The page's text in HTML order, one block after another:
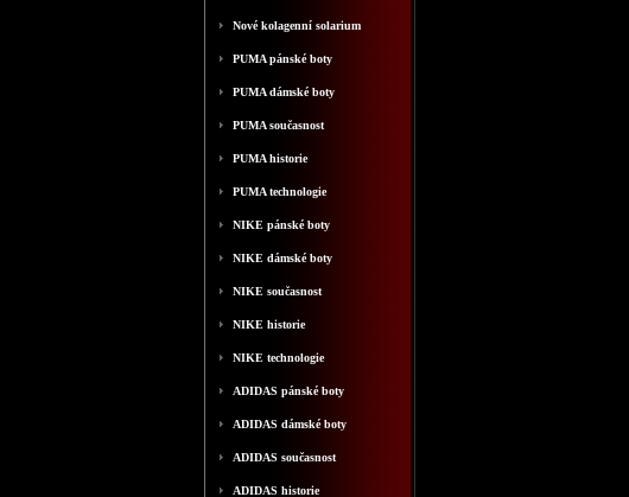
Nové kolagenní solarium
PUMA pánské boty
PUMA dámské boty
PUMA současnost
PUMA historie
PUMA technologie
NIKE pánské boty
NIKE dámské boty
NIKE současnost
NIKE historie
NIKE technologie
ADIDAS pánské boty
ADIDAS dámské boty
ADIDAS současnost
ADIDAS historie